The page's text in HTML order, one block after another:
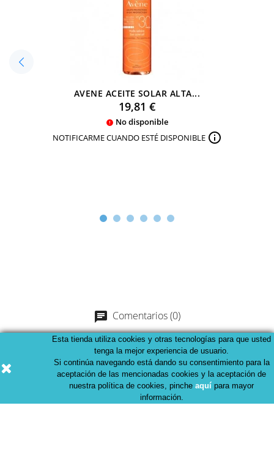
AVENE ACEITE SOLAR ALTA...
Precio
19,81 €
 No disponible
NOTIFICARME CUANDO ESTÉ DISPONIBLE 
chat Comentarios (0)
No hay comentarios de clientes por el momento.
Esta tienda utiliza cookies y otras tecnologías para que usted
tenga la mejor experiencia de usuario.
Si continúa navegando está dando su consentimiento para la
aceptación de las mencionadas cookies y la aceptación de
nuestra política de cookies, pinche aquí para mayor
información.